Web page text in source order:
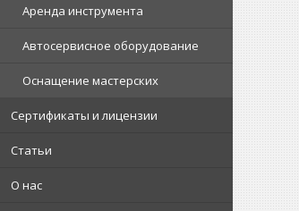
Аренда инструмента
Автосервисное оборудование
Оснащение мастерских
Сертификаты и лицензии
Статьи
О нас